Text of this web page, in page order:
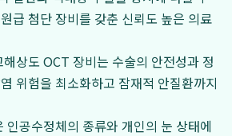
급 첨단 장비를 갖춘 신뢰도 높은 의료
상도 OCT 장비는 수술의 안전성과 정
위험을 최소화하고 잠재적 안질환까지
인공수정체의 종류와 개인의 눈 상태에